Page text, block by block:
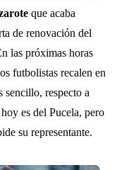
que acaba
de renovación del
las próximas horas
futbolistas recalen en
sencillo, respecto a
es del Pucela, pero
su representante.